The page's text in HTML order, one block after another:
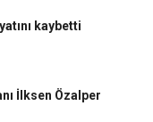
kaybetti
İlksen Özalper